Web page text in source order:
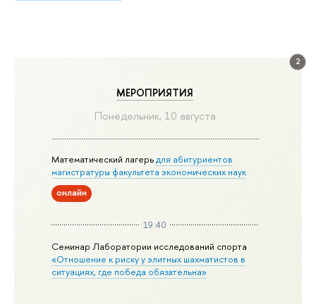
2
МЕРОПРИЯТИЯ
Понедельник, 10 августа
Математический лагерьдля абитуриентов
магистратуры факультета экономических наук
онлайн
19:40
Семинар Лаборатории исследований спорта
«Отношение к риску у элитных шахматистов в
ситуациях, где победа обязательна»